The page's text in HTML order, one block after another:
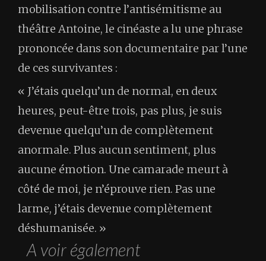
mobilisation contre l’antisémitisme au
théâtre Antoine, le cinéaste a lu une phrase
prononcée dans son documentaire par l’une
de ces survivantes :
« J’étais quelqu’un de normal, en deux
heures, peut-être trois, pas plus, je suis
devenue quelqu’un de complètement
anormale. Plus aucun sentiment, plus
aucune émotion. Une camarade meurt à
côté de moi, je n’éprouve rien. Pas une
larme, j’étais devenue complètement
déshumanisée. »
A voir également